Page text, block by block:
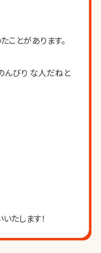
ことがあります。
んびり な人だねと
たします！